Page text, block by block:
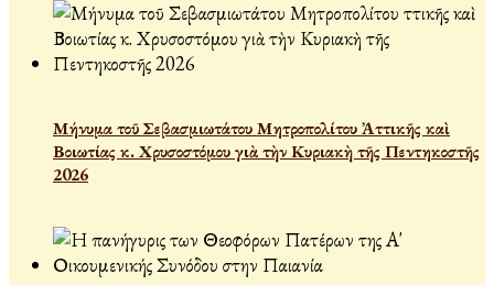
Μήνυμα τοῦ Σεβασμιωτάτου Μητροπολίτου Ἀττικῆς καὶ
Βοιωτίας κ. Χρυσοστόμου γιὰ τὴν Κυριακὴ τῆς Πεντηκοστῆς
2026